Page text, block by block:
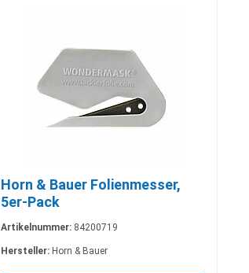
Horn & Bauer Folienmesser,
5er-Pack
Artikelnummer: 84200719
Hersteller: Horn & Bauer